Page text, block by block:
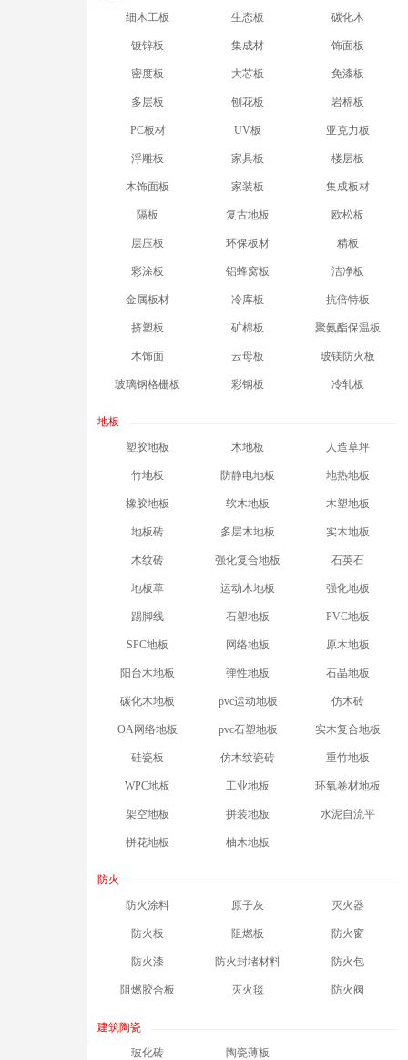
细木工板 生态板 碳化木
镀锌板 集成材 饰面板
密度板 大芯板 免漆板
多层板 刨花板 岩棉板
PC板材 UV板 亚克力板
浮雕板 家具板 楼层板
木饰面板 家装板 集成板材
隔板 复古地板 欧松板
层压板 环保板材 精板
彩涂板 铝蜂窝板 洁净板
金属板材 冷库板 抗倍特板
挤塑板 矿棉板 聚氨酯保温板
木饰面 云母板 玻镁防火板
玻璃钢格栅板 彩钢板 冷轧板
地板
塑胶地板 木地板 人造草坪
竹地板 防静电地板 地热地板
橡胶地板 软木地板 木塑地板
地板砖 多层木地板 实木地板
木纹砖 强化复合地板 石英石
地板革 运动木地板 强化地板
踢脚线 石塑地板 PVC地板
SPC地板 网络地板 原木地板
阳台木地板 弹性地板 石晶地板
碳化木地板 pvc运动地板 仿木砖
OA网络地板 pvc石塑地板 实木复合地板
硅瓷板 仿木纹瓷砖 重竹地板
WPC地板 工业地板 环氧卷材地板
架空地板 拼装地板 水泥自流平
拼花地板 柚木地板
防火
防火涂料 原子灰 灭火器
防火板 阻燃板 防火窗
防火漆 防火封堵材料 防火包
阻燃胶合板 灭火毯 防火阀
建筑陶瓷
玻化砖 陶瓷薄板